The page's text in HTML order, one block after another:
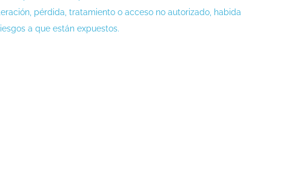
pérdida, tratamiento o acceso no autorizado, habida
a que están expuestos.